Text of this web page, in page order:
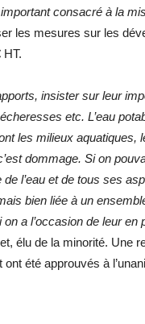
consacré à la
les mesures sur les
HT.
insister sur leur
etc. L’eau
les milieux
dommage. Si on
l’eau et de tous ses
bien liée à un
a l’occasion de leur
élu de la minorité. Une
été approuvés à